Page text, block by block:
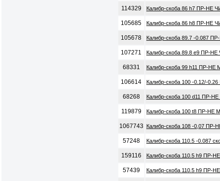
114329 Калибр-скоба 86 h7 ПР-НЕ
105685 Калибр-скоба 86 h8 ПР-НЕ
105678 Калибр-скоба 89.7 -0.087
107271 Калибр-скоба 89.8 e9 ПР-НЕ
68331 Калибр-скоба 99 h11 ПР-НЕ
106614 Калибр-скоба 100 -0.12/-
68268 Калибр-скоба 100 d11 ПР-
119879 Калибр-скоба 100 t8 ПР-НЕ
1067743 Калибр-скоба 108 -0,07 ПР-
57248 Калибр-скоба 110.5 -0.087
159116 Калибр-скоба 110.5 h9 ПР-НЕ
57439 Калибр-скоба 110.5 h9 ПР-